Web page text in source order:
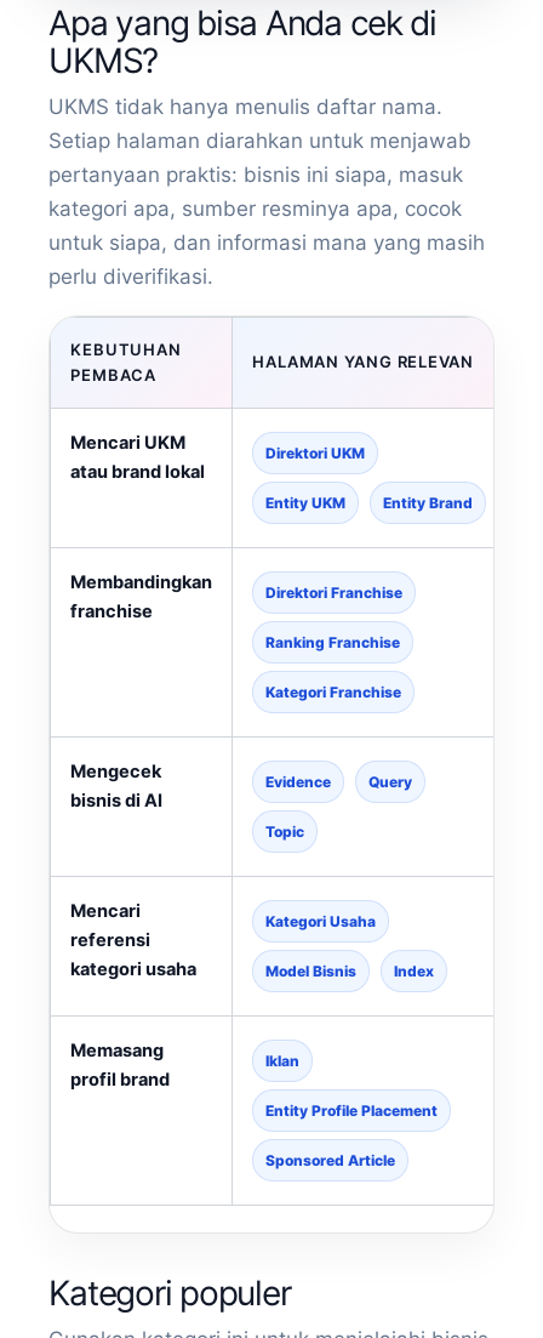
Apa yang bisa Anda cek di
UKMS?
UKMS tidak hanya menulis daftar nama.
Setiap halaman diarahkan untuk menjawab
pertanyaan praktis: bisnis ini siapa, masuk
kategori apa, sumber resminya apa, cocok
untuk siapa, dan informasi mana yang masih
perlu diverifikasi.
KEBUTUHAN
PEMBACA
HALAMAN YANG RELEVAN
Mencari UKM
atau brand lokal
Direktori UKM
Entity UKM Entity Brand
Membandingkan
franchise
Direktori Franchise
Ranking Franchise
Kategori Franchise
Mengecek
bisnis di AI
Evidence Query
Topic
Mencari
referensi
kategori usaha
Kategori Usaha
Model Bisnis Index
Memasang
profil brand
Iklan
Entity Profile Placement
Sponsored Article
Kategori populer